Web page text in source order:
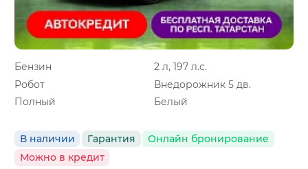
Бензин
2 л, 197 л.с.
Робот
Внедорожник 5 дв.
Полный
Белый
В наличии Гарантия
Онлайн бронирование
Можно в кредит